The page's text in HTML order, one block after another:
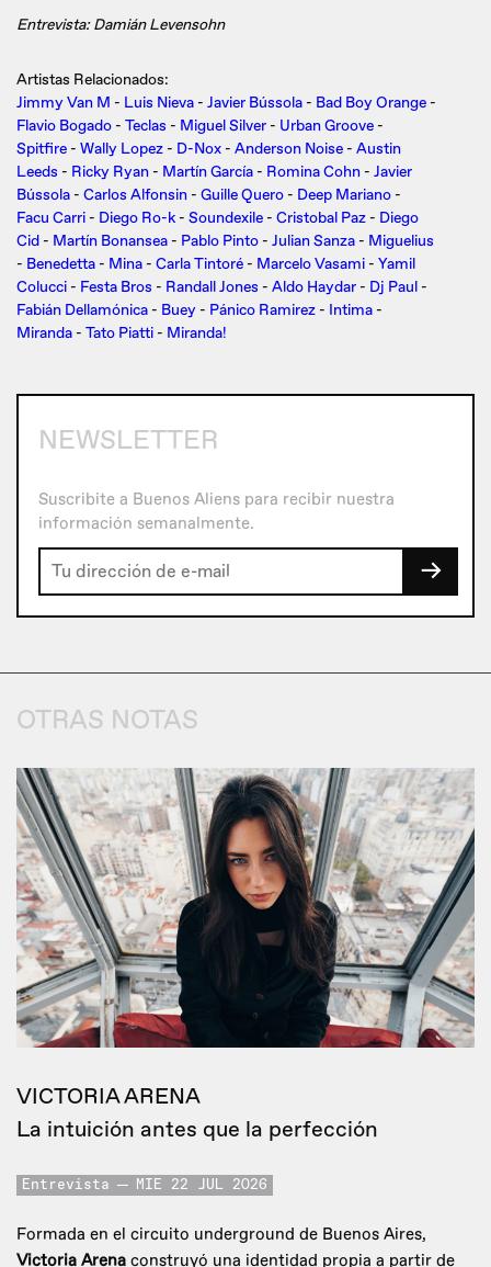
Entrevista: Damián Levensohn
Artistas Relacionados:
Jimmy Van M - Luis Nieva - Javier Bússola - Bad Boy Orange -
Flavio Bogado - Teclas - Miguel Silver - Urban Groove -
Spitfire - Wally Lopez - D-Nox - Anderson Noise - Austin
Leeds - Ricky Ryan - Martín García - Romina Cohn - Javier
Bússola - Carlos Alfonsin - Guille Quero - Deep Mariano -
Facu Carri - Diego Ro-k - Soundexile - Cristobal Paz - Diego
Cid - Martín Bonansea - Pablo Pinto - Julian Sanza - Miguelius
- Benedetta - Mina - Carla Tintoré - Marcelo Vasami - Yamil
Colucci - Festa Bros - Randall Jones - Aldo Haydar - Dj Paul -
Fabián Dellamónica - Buey - Pánico Ramirez - Intima -
Miranda - Tato Piatti - Miranda!
NEWSLETTER
Suscribite a Buenos Aliens para recibir nuestra
información semanalmente.
→
OTRAS NOTAS
VICTORIA ARENA
La intuición antes que la perfección
Entrevista MIE 22 JUL 2026
Formada en el circuito underground de Buenos Aires,
Victoria Arena construyó una identidad propia a partir de